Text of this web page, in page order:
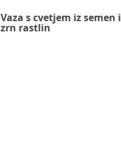
Vaza s cvetjem iz semen
zrn rastlin